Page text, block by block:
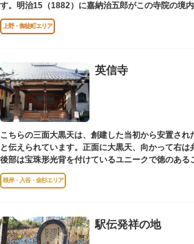
す。明治15（1882）に嘉納治五郎がこの寺院の境
設立しました。
上野・御徒町エリア
英信寺
こちらの三面大黒天は、創建した当初から安置され
と伝えられています。正面に大黒天、向かって右は
後部は宝珠形光背を付けているユニークで徳のある
根岸・入谷・金杉エリア
駅伝発祥の地